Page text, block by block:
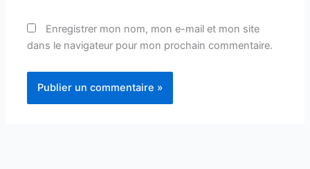
Enregistrer mon nom, mon e-mail et mon site
dans le navigateur pour mon prochain commentaire.